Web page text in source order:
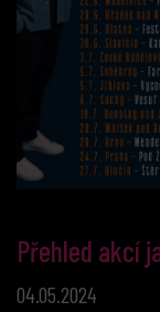
Přehled akcí
04.05.2024